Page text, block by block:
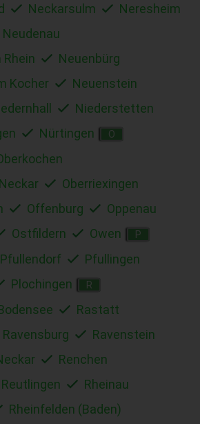
Neckarsulm
Neresheim
Neudenau
Rhein
Neuenbürg
Kocher
Neuenstein
Niederstetten
Nürtingen O
Oberriexingen
Offenburg
Oppenau
Ostfildern Owen P
Pfullendorf
Pfullingen
Plochingen R
Rastatt
Ravensburg
Ravenstein
Renchen
Reutlingen
Rheinau
Rheinfelden (Baden)